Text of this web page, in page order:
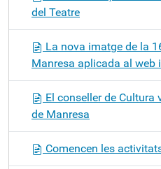
del Teatre
La nova imatge de la
Manresa aplicada al web
El conseller de
de Manresa
Comencen les